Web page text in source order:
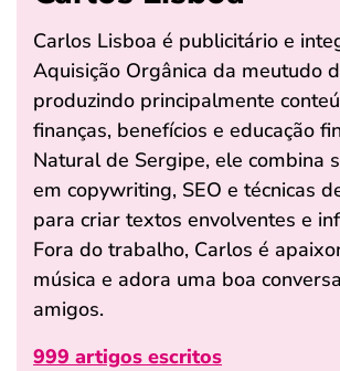
Carlos Lisboa é publicitário e
Aquisição Orgânica da meutudo
produzindo principalmente
finanças, benefícios e educação
Natural de Sergipe, ele combina
em copywriting, SEO e técnicas
para criar textos envolventes e
Fora do trabalho, Carlos é
música e adora uma boa
amigos.
999 artigos escritos